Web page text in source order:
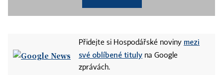
Přidejte si Hospodářské noviny mezi
své oblíbené tituly na Google
zprávách.